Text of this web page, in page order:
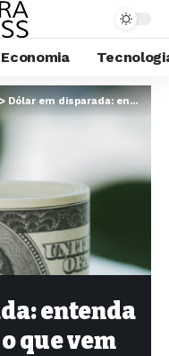
Economia
> Dólar em disparada: entenda a alta da moeda e o que vem pela frente
entenda
que vem